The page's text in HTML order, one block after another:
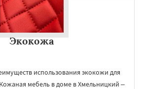
Экокожа
использования экокожи для
мебель в доме в Хмельницкий –